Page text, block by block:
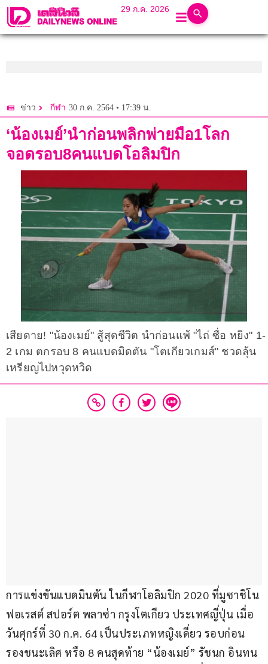
29 ก.ค. 2026
ข่าว กีฬา 30 ก.ค. 2564 • 17:39 น.
‘น้องเมย์’นำก่อนพลิกพ่ายมือ1โลก
จอดรอบ8คนแบดโอลิมปิก
เสียดาย! "น้องเมย์" สู้สุดชีวิต นำก่อนแพ้ "ไถ่ ซื่อ หยิง" 1-
2 เกม ตกรอบ 8 คนแบดมิดตัน "โตเกียวเกมส์" ชวดลุ้น
เหรียญไปหวุดหวิด
การแข่งขันแบดมินตัน ในกีฬาโอลิมปิก 2020 ที่มูซาชิโน
ฟอเรสต์ สปอร์ต พลาซ่า กรุงโตเกียว ประเทศญี่ปุ่น เมื่อ
วันศุกร์ที่ 30 ก.ค. 64 เป็นประเภทหญิงเดี่ยว รอบก่อน
รองชนะเลิศ หรือ 8 คนสุดท้าย “น้องเมย์” รัชนก อินทน